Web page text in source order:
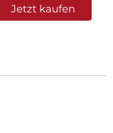
Jetzt kaufen